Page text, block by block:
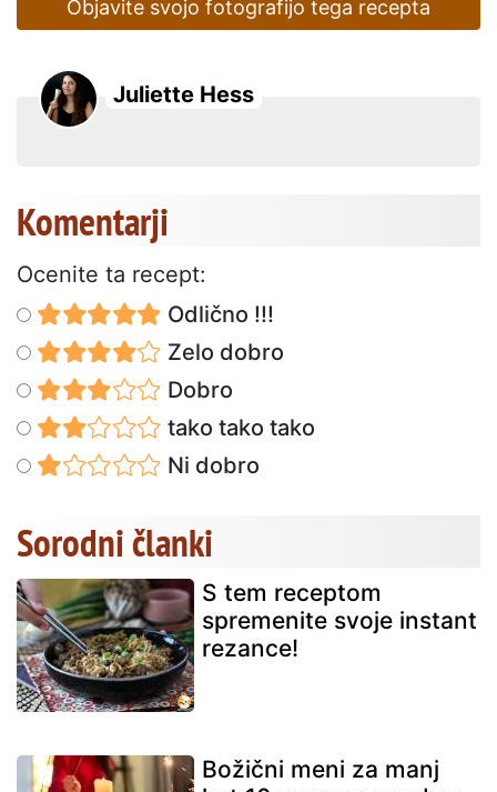
Objavite svojo fotografijo tega recepta
Juliette Hess
Komentarji
Ocenite ta recept:
Odlično !!!
Zelo dobro
Dobro
tako tako tako
Ni dobro
Sorodni članki
S tem receptom
spremenite svoje instant
rezance!
Božični meni za manj